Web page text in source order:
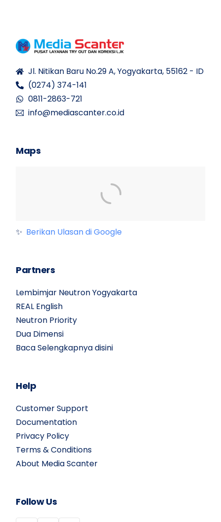
Jl. Nitikan Baru No.29 A, Yogyakarta, 55162 - ID
(0274) 374-141
0811-2863-721
info@mediascanter.co.id
Maps
✨ Berikan Ulasan di Google
Partners
Lembimjar Neutron Yogyakarta
REAL English
Neutron Priority
Dua Dimensi
Baca Selengkapnya disini
Help
Customer Support
Documentation
Privacy Policy
Terms & Conditions
About Media Scanter
Follow Us